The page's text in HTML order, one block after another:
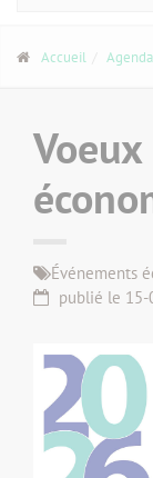
Accueil Agenda
Événements
publié le 15-